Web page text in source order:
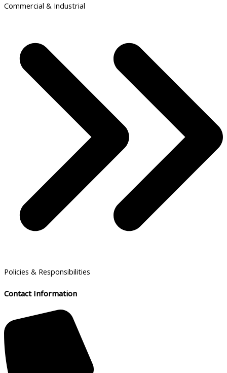
Commercial & Industrial
Policies & Responsibilities
Contact Information